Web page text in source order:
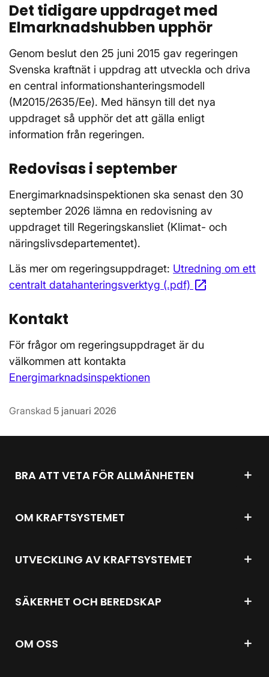
Det tidigare uppdraget med
Elmarknadshubben upphör
Genom beslut den 25 juni 2015 gav regeringen
Svenska kraftnät i uppdrag att utveckla och driva
en central informationshanteringsmodell
(M2015/2635/Ee). Med hänsyn till det nya
uppdraget så upphör det att gälla enligt
information från regeringen.
Redovisas i september
Energimarknadsinspektionen ska senast den 30
september 2026 lämna en redovisning av
uppdraget till Regeringskansliet (Klimat- och
näringslivsdepartementet).
Läs mer om regeringsuppdraget: Utredning om ett
centralt datahanteringsverktyg (.pdf) open_in_new
Kontakt
För frågor om regeringsuppdraget är du
välkommen att kontakta
Energimarknadsinspektionen
Granskad 5 januari 2026
BRA ATT VETA FÖR ALLMÄNHETEN
OM KRAFTSYSTEMET
UTVECKLING AV KRAFTSYSTEMET
SÄKERHET OCH BEREDSKAP
OM OSS